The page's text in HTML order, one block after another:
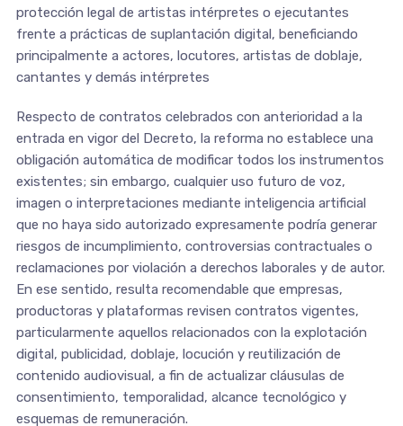
protección legal de artistas intérpretes o ejecutantes
frente a prácticas de suplantación digital, beneficiando
principalmente a actores, locutores, artistas de doblaje,
cantantes y demás intérpretes
Respecto de contratos celebrados con anterioridad a la
entrada en vigor del Decreto, la reforma no establece una
obligación automática de modificar todos los instrumentos
existentes; sin embargo, cualquier uso futuro de voz,
imagen o interpretaciones mediante inteligencia artificial
que no haya sido autorizado expresamente podría generar
riesgos de incumplimiento, controversias contractuales o
reclamaciones por violación a derechos laborales y de autor.
En ese sentido, resulta recomendable que empresas,
productoras y plataformas revisen contratos vigentes,
particularmente aquellos relacionados con la explotación
digital, publicidad, doblaje, locución y reutilización de
contenido audiovisual, a fin de actualizar cláusulas de
consentimiento, temporalidad, alcance tecnológico y
esquemas de remuneración.